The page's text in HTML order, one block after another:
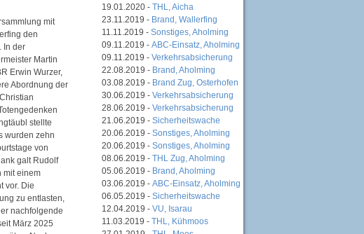
mit
den
In der
Martin
Erwin Wurzer,
Abordnung der
stellte
wurden zehn
von
galt Rudolf
mit einem
vor. Die
zu entlasten,
nachfolgende
März 2025
19.01.2020 - THL, Aicha
23.11.2019 - Brand, Wallerfing
11.11.2019 - Sonstiges, Aholming
09.11.2019 - ABC-Einsatz, Aholming
09.11.2019 - Verkehrsabsicherung
22.08.2019 - Brand, Aholming
03.08.2019 - Brand Zug, Osterhofen
30.06.2019 - Verkehrsabsicherung
28.06.2019 - Verkehrsabsicherung
21.06.2019 - Sicherheitswache
20.06.2019 - Sonstiges, Aholming
20.06.2019 - Sonstiges, Aholming
08.06.2019 - THL Zug, Aholming
05.06.2019 - Brand, Aholming
03.06.2019 - ABC-Einsatz, Aholming
06.05.2019 - Sicherheitswache
12.04.2019 - VU, Isarau
11.03.2019 - THL, Kühmoos